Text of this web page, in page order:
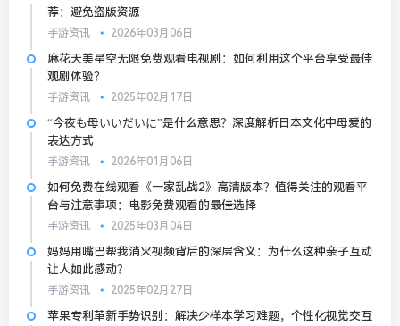
荐：避免盗版资源
手游资讯 2026年03月06日
麻花天美星空无限免费观看电视剧：如何利用这个平台享受最佳
观剧体验？
手游资讯 2025年02月17日
“今夜も母いいだいに”是什么意思？深度解析日本文化中母爱的
表达方式
手游资讯 2026年01月06日
如何免费在线观看《一家乱战2》高清版本？值得关注的观看平
台与注意事项：电影免费观看的最佳选择
手游资讯 2025年03月04日
妈妈用嘴巴帮我消火视频背后的深层含义：为什么这种亲子互动
让人如此感动？
手游资讯 2025年02月27日
苹果专利革新手势识别：解决少样本学习难题，个性化视觉交互